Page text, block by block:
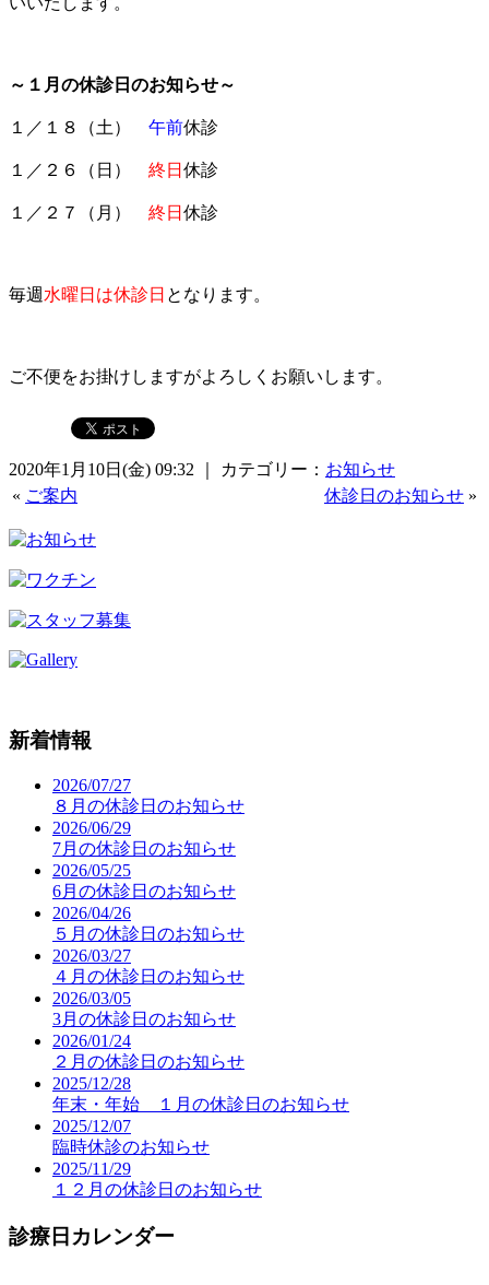
～１月の休診日のお知らせ～
１／１８（土） 午前休診
１／２６（日） 終日 休診
１／２７（月） 終日 休診
毎週 水曜日は休診日 となります。
ご不便をお掛けしますがよろしくお願いします。
2020年1月10日(金) 09:32 ｜ カテゴリー： お知らせ
« ご案内 休診日のお知らせ »
新着情報
2026/07/27
８月の休診日のお知らせ
2026/06/29
7月の休診日のお知らせ
2026/05/25
6月の休診日のお知らせ
2026/04/26
５月の休診日のお知らせ
2026/03/27
４月の休診日のお知らせ
2026/03/05
3月の休診日のお知らせ
2026/01/24
２月の休診日のお知らせ
2025/12/28
年末・年始 １月の休診日のお知らせ
2025/12/07
臨時休診のお知らせ
2025/11/29
１２月の休診日のお知らせ
診療日カレンダー